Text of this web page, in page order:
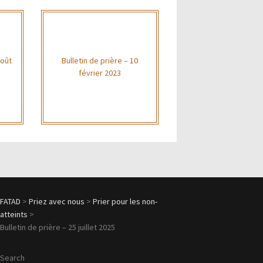
Bulletin de prière – 10
février 2023
FATAD >Priez avec nous >Prier pour les non-
atteints >
Bulletin de prière – 25 juillet 2025
Search